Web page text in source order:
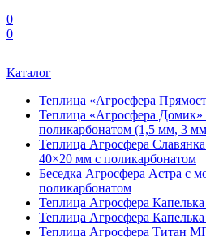
0
0
Каталог
Теплица «Агросфера
Теплица «Агросфера
поликарбонатом (1,5 мм, 3
Теплица Агросфера
40×20 мм с поликарбонатом
Беседка Агросфера Астра с
поликарбонатом
Теплица Агросфера
Теплица Агросфера
Теплица Агросфера Титан